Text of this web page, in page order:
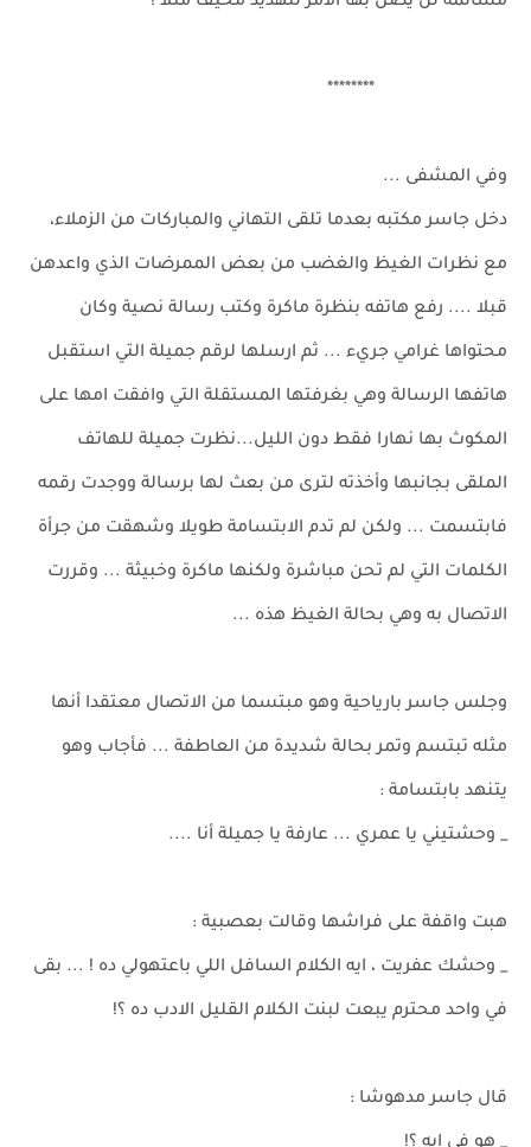
********
وفي المشفى ...
دخل جاسر مكتبه بعدما تلقى التهاني والمباركات من الزملاء،
مع نظرات الغيظ والغضب من بعض الممرضات الذي واعدهن
قبلا .... رفع هاتفه بنظرة ماكرة وكتب رسالة نصية وكان
محتواها غرامي جريء ... ثم ارسلها لرقم جميلة التي استقبل
هاتفها الرسالة وهي بغرفتها المستقلة التي وافقت امها على
المكوث بها نهارا فقط دون الليل...نظرت جميلة للهاتف
الملقى بجانبها وأخذته لترى من بعث لها برسالة ووجدت رقمه
فابتسمت ... ولكن لم تدم الابتسامة طويلا وشهقت من جرأة
الكلمات التي لم تحن مباشرة ولكنها ماكرة وخبيثة ... وقررت
الاتصال به وهي بحالة الغيظ هذه ...
وجلس جاسر بارياحية وهو مبتسما من الاتصال معتقدا أنها
مثله تبتسم وتمر بحالة شديدة من العاطفة ... فأجاب وهو
يتنهد بابتسامة :
_ وحشتيني يا عمري ... عارفة يا جميلة أنا ....
هبت واقفة على فراشها وقالت بعصبية :
_ وحشك عفريت ، ايه الكلام السافل اللي باعتهولي ده ! ... بقى
في واحد محترم يبعت لبنت الكلام القليل الادب ده ؟!
قال جاسر مدهوشا :